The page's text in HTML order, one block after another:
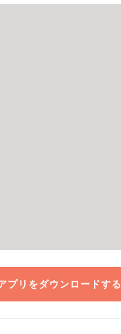
プリをダウンロードする